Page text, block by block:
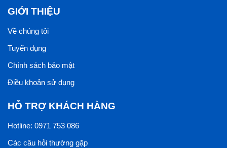
GIỚI THIỆU
Về chúng tôi
Tuyển dụng
Chính sách bảo mật
Điều khoản sử dụng
HỖ TRỢ KHÁCH HÀNG
Hotline: 0971 753 086
Các câu hỏi thường gặp